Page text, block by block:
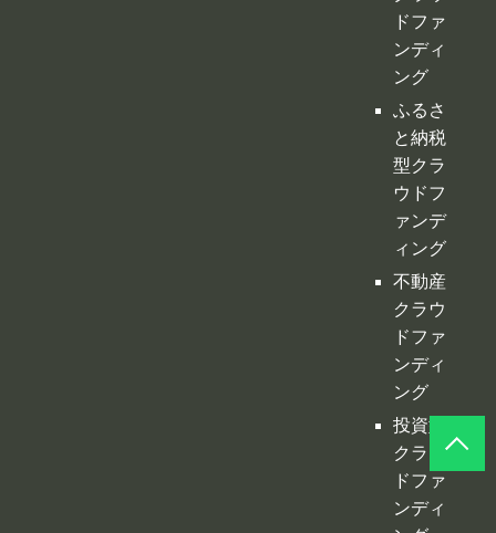
ング
寄付型
クラウ
ドファ
ンディ
ング
ふるさ
と納税
型クラ
ウドフ
ァンデ
ィング
不動産
クラウ
ドファ
ンディ
ング
投資型